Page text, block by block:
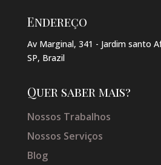
Endereço
Av Marginal, 341 - Jardim santo
SP, Brazil
Quer saber mais?
Nossos Trabalhos
Nossos Serviços
Blog